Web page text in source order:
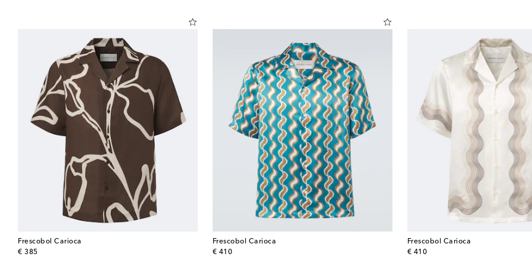
Frescobol Carioca
€ 385
original price
Frescobol Carioca
€ 410
original price
Frescobol Carioca
€ 410
original price